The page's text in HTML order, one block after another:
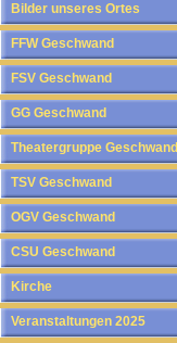
Bilder unseres Ortes
FFW Geschwand
FSV Geschwand
GG Geschwand
Theatergruppe Geschwand
TSV Geschwand
OGV Geschwand
CSU Geschwand
Kirche
Veranstaltungen 2025